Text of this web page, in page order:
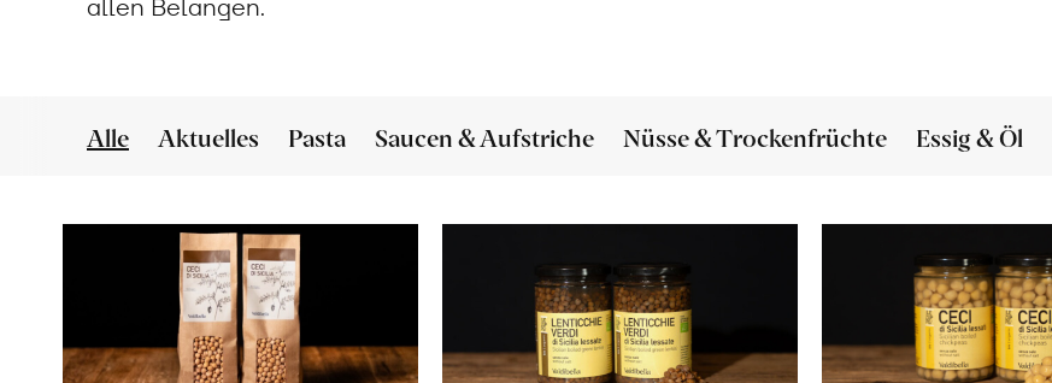
allen Belangen.
Alle Aktuelles Pasta Saucen & Aufstriche Nüsse & Trockenfrüchte Essig & Öl